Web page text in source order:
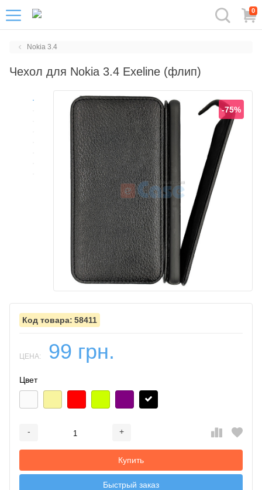
0
Nokia 3.4
Чехол для Nokia 3.4 Exeline (флип)
-75%
58411
ЦЕНА: 99 грн.
Цвет
- +
Купить
Быстрый заказ